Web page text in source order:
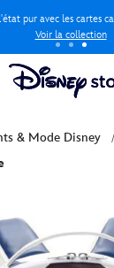
pur avec les cartes
Voir la collection
& Mode Disney